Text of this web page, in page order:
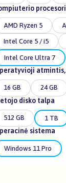
AMD Ryzen 5
Intel Core 5 / i5
Intel Core Ultra 7
atmintis,
16 GB 24 GB
disko talpa
512 GB 1 TB
sistema
Windows 11 Pro